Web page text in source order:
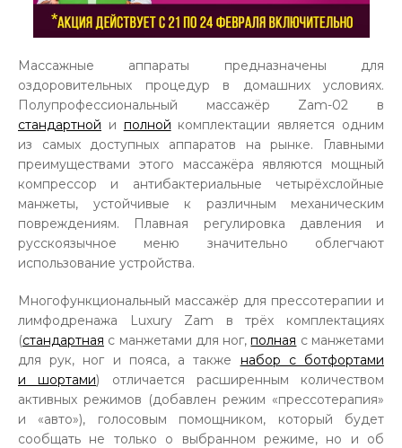
Массажные аппараты предназначены для
оздоровительных процедур в домашних условиях.
Полупрофессиональный массажёр Zam-02 в
стандартной и полной комплектации является одним
из самых доступных аппаратов на рынке. Главными
преимуществами этого массажёра являются мощный
компрессор и антибактериальные четырёхслойные
манжеты, устойчивые к различным механическим
повреждениям. Плавная регулировка давления и
русскоязычное меню значительно облегчают
использование устройства.
Многофункциональный массажёр для прессотерапии и
лимфодренажа Luxury Zam в трёх комплектациях
(стандартная с манжетами для ног,полная с манжетами
для рук, ног и пояса, а также набор с ботфортами
и шортами) отличается расширенным количеством
активных режимов (добавлен режим «прессотерапия»
и «авто»), голосовым помощником, который будет
сообщать не только о выбранном режиме, но и об